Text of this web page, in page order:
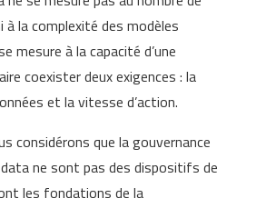
à la complexité des modèles
mesure à la capacité d’une
coexister deux exigences : la
et la vitesse d’action.
considérons que la gouvernance
ne sont pas des dispositifs de
les fondations de la